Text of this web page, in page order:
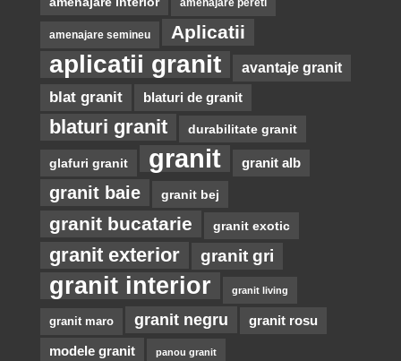
amenajare pereti
amenajare semineu Aplicatii
aplicatii granit avantaje granit
blat granit blaturi de granit
blaturi granit durabilitate granit
glafuri granit granit granit alb
granit baie granit bej
granit bucatarie granit exotic
granit exterior granit gri
granit interior granit living
granit maro granit negru granit rosu
modele granit panou granit